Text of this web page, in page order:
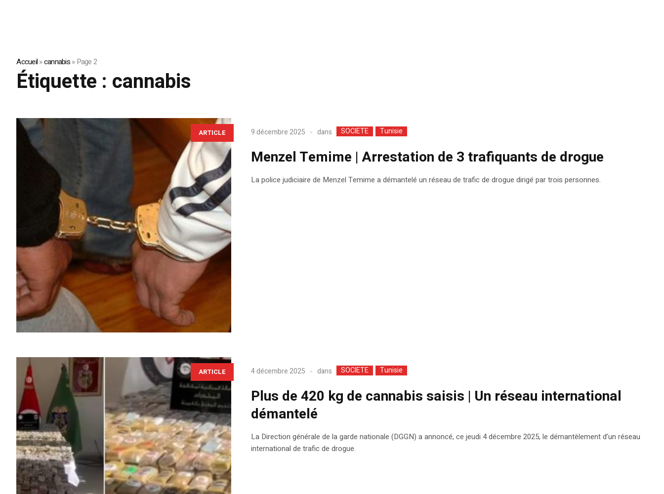
Accueil»cannabis»Page 2
Étiquette : cannabis
ARTICLE 9 décembre 2025 dans SOCIETE Tunisie
Menzel Temime | Arrestation de 3 trafiquants de drogue
La police judiciaire de Menzel Temime a démantelé un réseau de trafic de drogue dirigé par trois personnes.
ARTICLE 4 décembre 2025 dans SOCIETE Tunisie
Plus de 420 kg de cannabis saisis | Un réseau international
démantelé
La Direction générale de la garde nationale (DGGN) a annoncé, ce jeudi 4 décembre 2025, le démantèlement d’un réseau
international de trafic de drogue.